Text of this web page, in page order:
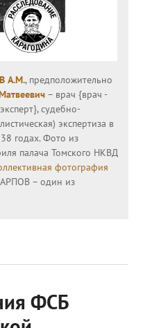
А.М., предположительно
– врач {врач -
судебно-
экспертиза в
годах. Фото из
палача Томского НКВД
фотография
– один из
ФСБ